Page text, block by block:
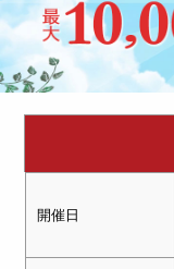
開催日